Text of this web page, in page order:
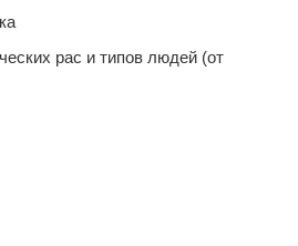
рас и типов людей (от